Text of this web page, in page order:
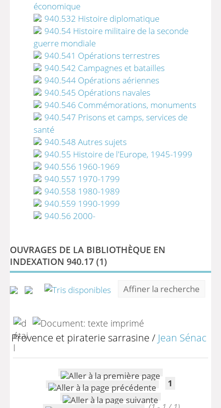
économique
940.532 Histoire diplomatique
940.54 Histoire militaire de la seconde
guerre mondiale
940.541 Opérations terrestres
940.542 Campagnes et batailles
940.544 Opérations aériennes
940.545 Opérations navales
940.546 Commémorations, monuments
940.547 Prisons et camps, services de
santé
940.548 Autres sujets
940.55 Histoire de l'Europe, 1945-1999
940.556 1960-1969
940.557 1970-1799
940.558 1980-1989
940.559 1990-1999
940.56 2000-
OUVRAGES DE LA BIBLIOTHÈQUE EN
INDEXATION 940.17 (1)
Affiner la recherche
Provence et piraterie sarrasine / Jean Sénac
1